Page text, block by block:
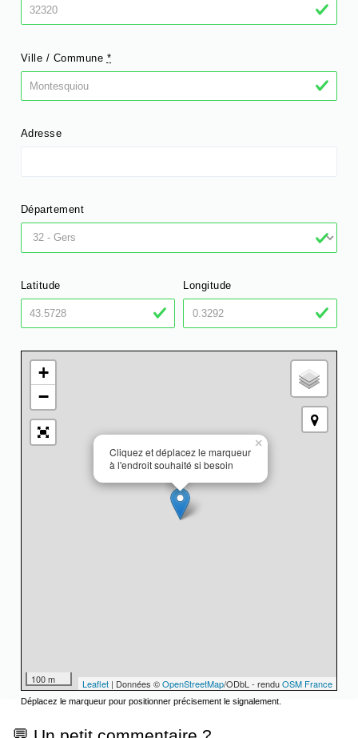
Ville / Commune *
Adresse
Département
Latitude Longitude
Cliquez et déplacez le marqueur
à l'endroit souhaité si besoin
×
+
−
100 m Leaflet | Données ©OpenStreetMap/ODbL - renduOSM France
Déplacez le marqueur pour positionner précisement le signalement.